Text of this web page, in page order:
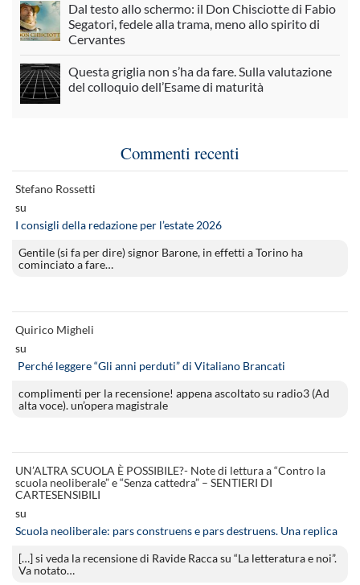
Dal testo allo schermo: il Don Chisciotte di Fabio
Segatori, fedele alla trama, meno allo spirito di
Cervantes
Questa griglia non s’ha da fare. Sulla valutazione
del colloquio dell’Esame di maturità
Commenti recenti
Stefano Rossetti
su
I consigli della redazione per l’estate 2026
Gentile (si fa per dire) signor Barone, in effetti a Torino ha
cominciato a fare…
Quirico Migheli
su
Perché leggere “Gli anni perduti” di Vitaliano Brancati
complimenti per la recensione! appena ascoltato su radio3 (Ad
alta voce). un’opera magistrale
UN’ALTRA SCUOLA È POSSIBILE?- Note di lettura a “Contro la
scuola neoliberale” e “Senza cattedra” – SENTIERI DI
CARTESENSIBILI
su
Scuola neoliberale: pars construens e pars destruens. Una replica
[…] si veda la recensione di Ravide Racca su “La letteratura e noi”.
Va notato…